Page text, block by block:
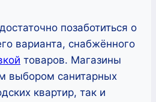
позаботиться о
варианта, снабжённого
товаров. Магазины
выбором санитарных
квартир, так и